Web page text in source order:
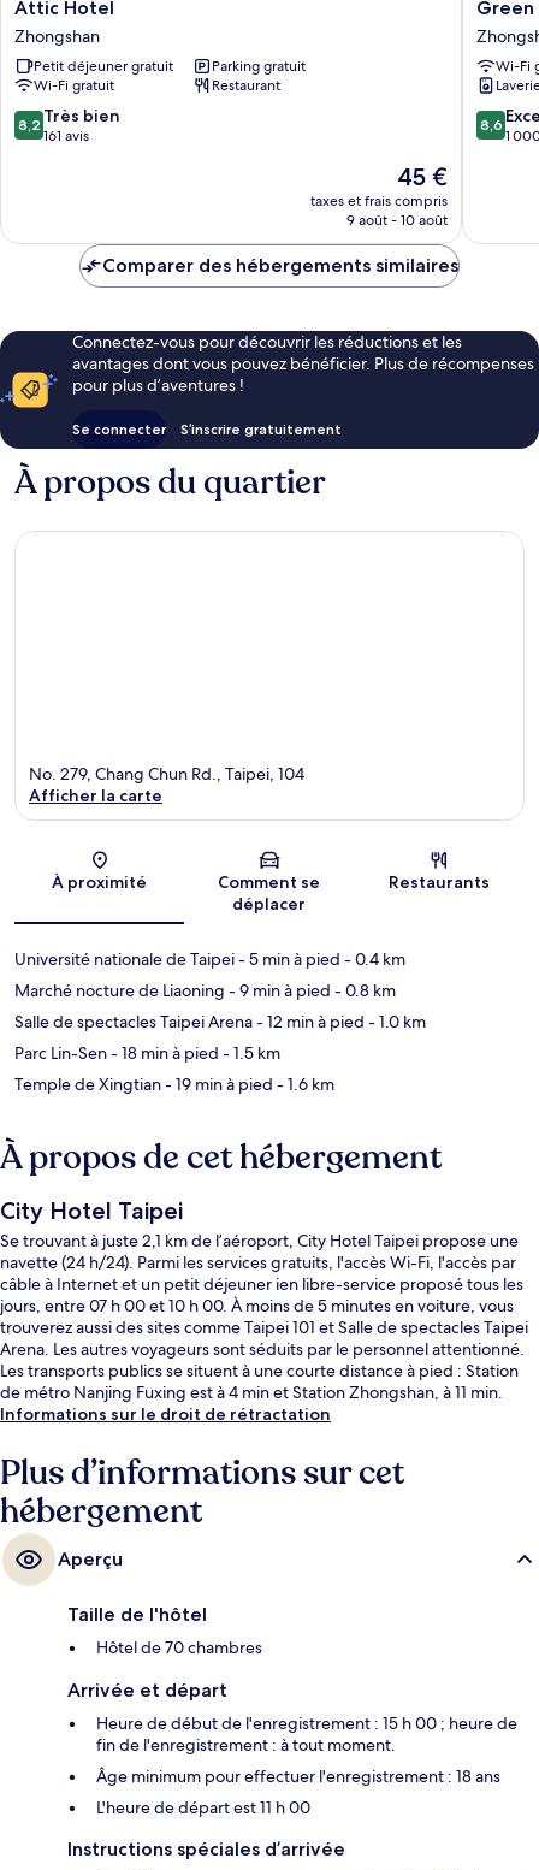
Hotel
Zhongshan
Attic Hotel
Zhongshan
Petit déjeuner gratuit
Parking gratuit
Wi-Fi gratuit
Restaurant
8.2
sur
8,2 Très bien
161 avis
Le
nouveau
prix
de
45 €
taxes et frais compris
9 août - 10 août
World
Mai
-
NanJing
Green
Wi-Fi
8.6
sur
8,6
1
Comparer des hébergements similaires
Connectez-vous pour découvrir les réductions et les
avantages dont vous pouvez bénéficier. Plus de récompenses
pour plus d’aventures !
Se connecter S’inscrire gratuitement
À propos du quartier
Carte
No. 279, Chang Chun Rd., Taipei, 104
Afficher la carte
À proximité
Comment se
déplacer
Restaurants
Université nationale de Taipei- 5 min à pied - 0.4 km
Marché nocture de Liaoning - 9 min à pied - 0.8 km
Salle de spectacles Taipei Arena- 12 min à pied - 1.0 km
Parc Lin-Sen- 18 min à pied - 1.5 km
Temple de Xingtian- 19 min à pied - 1.6 km
À propos de cet hébergement
City Hotel Taipei
Se trouvant à juste 2,1 km de l’aéroport, City Hotel Taipei propose une
navette (24 h/24). Parmi les services gratuits, l'accès Wi-Fi, l'accès par
câble à Internet et un petit déjeuner ien libre-service proposé tous les
jours, entre 07 h 00 et 10 h 00. À moins de 5 minutes en voiture, vous
trouverez aussi des sites comme Taipei 101 et Salle de spectacles Taipei
Arena. Les autres voyageurs sont séduits par le personnel attentionné.
Les transports publics se situent à une courte distance à pied : Station
de métro Nanjing Fuxing est à 4 min et Station Zhongshan, à 11 min.
Informations sur le droit de rétractation
Plus d’informations sur cet
hébergement
Aperçu
Taille de l'hôtel
Hôtel de 70 chambres
Arrivée et départ
Heure de début de l'enregistrement : 15 h 00 ; heure de
fin de l'enregistrement : à tout moment.
Âge minimum pour effectuer l'enregistrement : 18 ans
L'heure de départ est 11 h 00
Instructions spéciales d’arrivée